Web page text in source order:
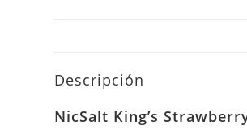
Descripción
NicSalt King’s